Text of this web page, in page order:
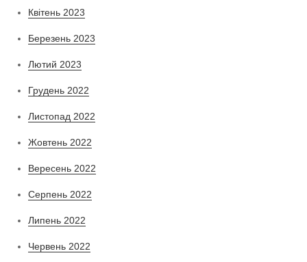
Квітень 2023
Березень 2023
Лютий 2023
Грудень 2022
Листопад 2022
Жовтень 2022
Вересень 2022
Серпень 2022
Липень 2022
Червень 2022